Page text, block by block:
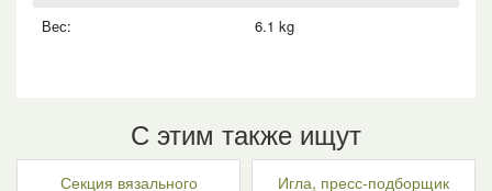
Вес:
6.1 kg
С этим также ищут
Секция вязального
Игла, пресс-подборщик